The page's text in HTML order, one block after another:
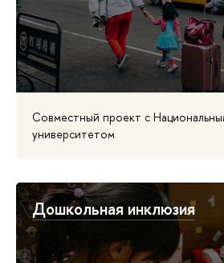
Совместный проект с
университетом
Дошкольная инклюзия